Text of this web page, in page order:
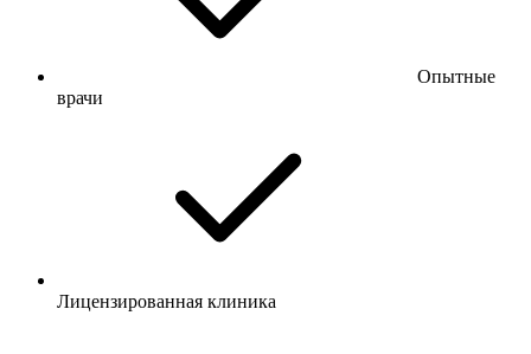
Опытные
врачи
Лицензированная клиника